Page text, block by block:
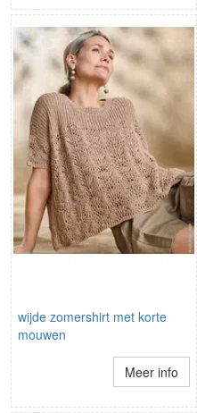
wijde zomershirt met korte
mouwen
Meer info